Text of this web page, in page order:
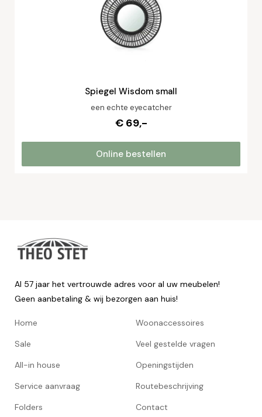
Spiegel Wisdom small
een echte eyecatcher
€ 69,-
Online bestellen
Al 57 jaar het vertrouwde adres voor al uw meubelen!
Geen aanbetaling & wij bezorgen aan huis!
Home
Sale
All-in house
Service aanvraag
Folders
Woonaccessoires
Veel gestelde vragen
Openingstijden
Routebeschrijving
Contact